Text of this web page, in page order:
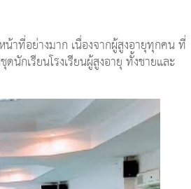
าที่อย่างมาก เนื่องจากผู้สูงอายุทุกคน ที่
นักเรียนโรงเรียนผู้สูงอายุ ทั้งชายและ